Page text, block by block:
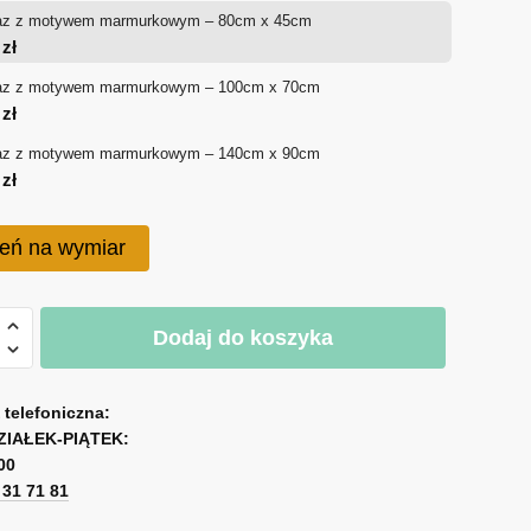
180 zł
z motywem marmurkowym – 80cm x 45cm
zł
z motywem marmurkowym – 100cm x 70cm
zł
z motywem marmurkowym – 140cm x 90cm
zł
na wymiar
Dodaj do koszyka
PIĄTEK:
71 81